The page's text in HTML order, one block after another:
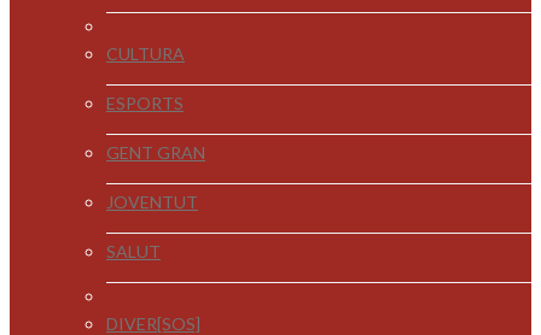
CULTURA
ESPORTS
GENT GRAN
JOVENTUT
SALUT
DIVER[SOS]